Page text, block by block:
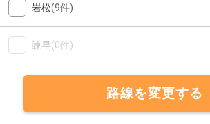
岩松(9件)
諫早(0件)
路線を変更する